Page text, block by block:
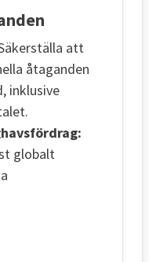
att
åtaganden
inklusive
globalt